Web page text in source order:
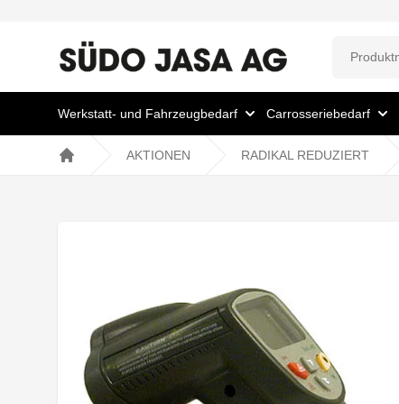
Werkstatt- und Fahrzeugbedarf Carrosseriebedarf
AKTIONEN RADIKAL REDUZIERT